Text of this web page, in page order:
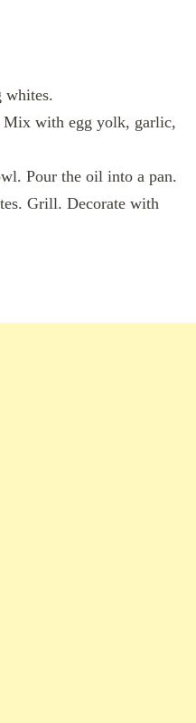
whites.
Mix with egg yolk, garlic,
Pour the oil into a pan.
Grill. Decorate with